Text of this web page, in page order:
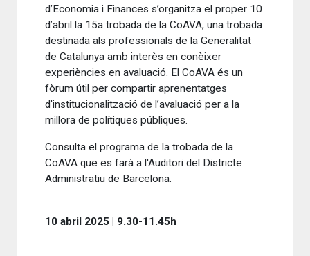
d’Economia i Finances s’organitza el proper 10
d’abril la 15a trobada de la CoAVA, una trobada
destinada als professionals de la Generalitat
de Catalunya amb interès en conèixer
experiències en avaluació. El CoAVA és un
fòrum útil per compartir aprenentatges
d'institucionalització de l’avaluació per a la
millora de polítiques públiques.
Consulta el programa de la trobada de la
CoAVA que es farà a l'Auditori del Districte
Administratiu de Barcelona.
10 abril 2025 | 9.30-11.45h